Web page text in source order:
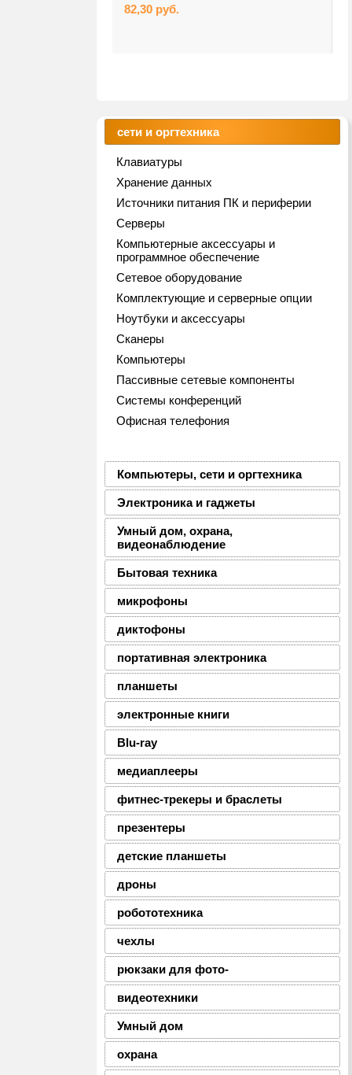
82,30 руб.
сети и оргтехника
Клавиатуры
Хранение данных
Источники питания ПК и периферии
Серверы
Компьютерные аксессуары и
программное обеспечение
Сетевое оборудование
Комплектующие и серверные опции
Ноутбуки и аксессуары
Сканеры
Компьютеры
Пассивные сетевые компоненты
Системы конференций
Офисная телефония
Компьютеры, сети и оргтехника
Электроника и гаджеты
Умный дом, охрана,
видеонаблюдение
Бытовая техника
микрофоны
диктофоны
портативная электроника
планшеты
электронные книги
Blu-ray
медиаплееры
фитнес-трекеры и браслеты
презентеры
детские планшеты
дроны
робототехника
чехлы
рюкзаки для фото-
видеотехники
Умный дом
охрана